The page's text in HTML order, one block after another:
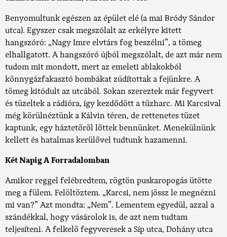
Benyomultunk egészen az épület elé (a mai Bródy Sándor
utca). Egyszer csak megszólalt az erkélyre kitett
hangszóró: „Nagy Imre elvtárs fog beszélni”, a tömeg
elhallgatott. A hangszóró újból megszólalt, de azt már nem
tudom mit mondott, mert az emeleti ablakokból
könnygázfakasztó bombákat zúdítottak a fejünkre. A
tömeg kitódult az utcából. Sokan szereztek már fegyvert
és tüzeltek a rádióra, így kezdődött a tűzharc. Mi Karcsival
még körülnéztünk a Kálvin téren, de rettenetes tüzet
kaptunk, egy háztetőről lőttek bennünket. Menekülnünk
kellett és hatalmas kerülővel tudtunk hazamenni.
Két Napig A Forradalomban
Amikor reggel felébredtem, rögtön puskaropogás ütötte
meg a fülem. Felöltöztem. „Karcsi, nem jössz le megnézni
mi van?” Azt mondta: „Nem”. Lementem egyedül, azzal a
szándékkal, hogy vásárolok is, de azt nem tudtam
teljesíteni. A felkelő fegyveresek a Síp utca, Dohány utca